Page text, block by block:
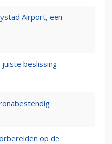
Airport, een
juiste beslissing
op de